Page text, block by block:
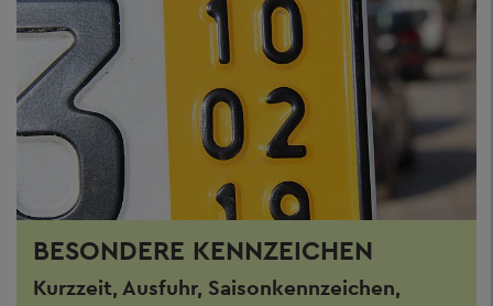
BESONDERE KENNZEICHEN
Kurzzeit, Ausfuhr, Saisonkennzeichen,